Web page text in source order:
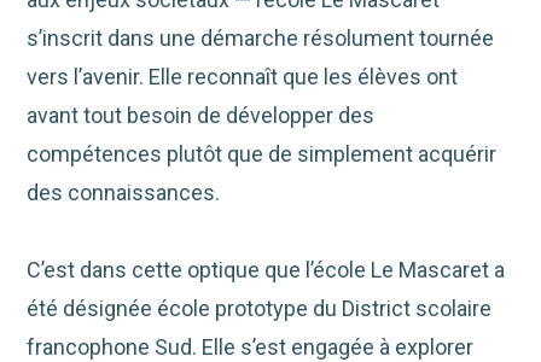
s’inscrit dans une démarche résolument tournée
vers l’avenir. Elle reconnaît que les élèves ont
avant tout besoin de développer des
compétences plutôt que de simplement acquérir
des connaissances.
C’est dans cette optique que l’école Le Mascaret a
été désignée école prototype du District scolaire
francophone Sud. Elle s’est engagée à explorer